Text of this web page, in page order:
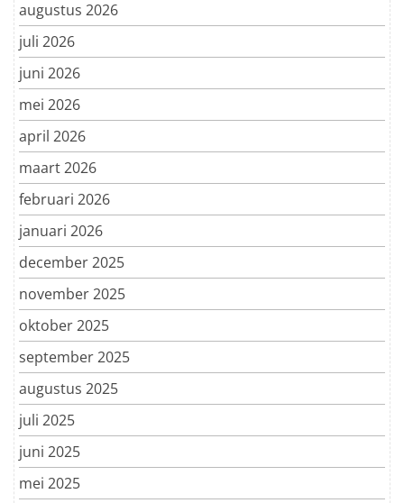
augustus 2026
juli 2026
juni 2026
mei 2026
april 2026
maart 2026
februari 2026
januari 2026
december 2025
november 2025
oktober 2025
september 2025
augustus 2025
juli 2025
juni 2025
mei 2025